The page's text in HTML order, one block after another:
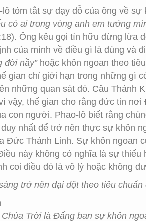
lô tóm tắt sự dạy dỗ của ông về
có ai trong vòng anh em tưởng
Ông kêu gọi tín hữu đừng lừa
của mình về điều gì là đúng và
đời nầy”hoặc khôn ngoan theo
gian chỉ giới hạn trong những gì
những quan sát đó. Câu Thánh
vậy, thế gian cho rằng đức tin
con người. Phao-lô biết rằng
duy nhất để trở nên thực sự khôn
Đức Thánh Linh. Sự khôn ngoan
này không có nghĩa là sự
coi điều đó là vô lý hoặc không
trở nên dại dột theo tiêu
Trời là Đấng ban sự khôn